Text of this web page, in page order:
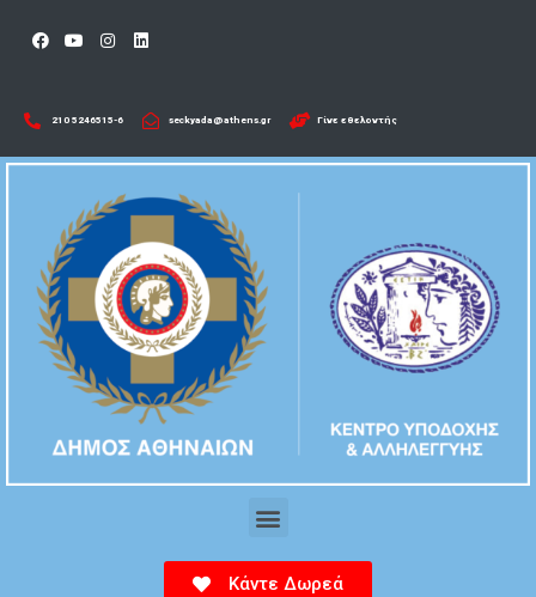
210 5246515-6​ seckyada@athens.gr Γίνε εθελοντής
Κάντε Δωρεά